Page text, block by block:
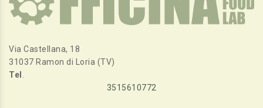
Via Castellana, 18
31037 Ramon di Loria (TV)
Tel .
3515610772